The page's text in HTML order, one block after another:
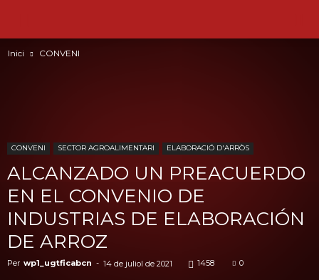
Inici CONVENI
CONVENI SECTOR AGROALIMENTARI ELABORACIÓ D'ARRÒS
ALCANZADO UN PREACUERDO
EN EL CONVENIO DE
INDUSTRIAS DE ELABORACIÓN
DE ARROZ
Per wp1_ugtficabcn - 14 de juliol de 2021 1458 0